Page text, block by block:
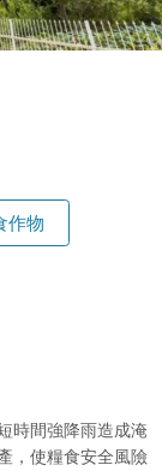
作物
時間強降雨造成淹
，使糧食安全風險